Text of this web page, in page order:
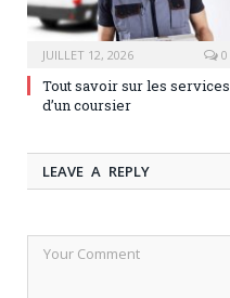
JUILLET 12, 2026 0
Tout savoir sur les services
d’un coursier
LEAVE A REPLY